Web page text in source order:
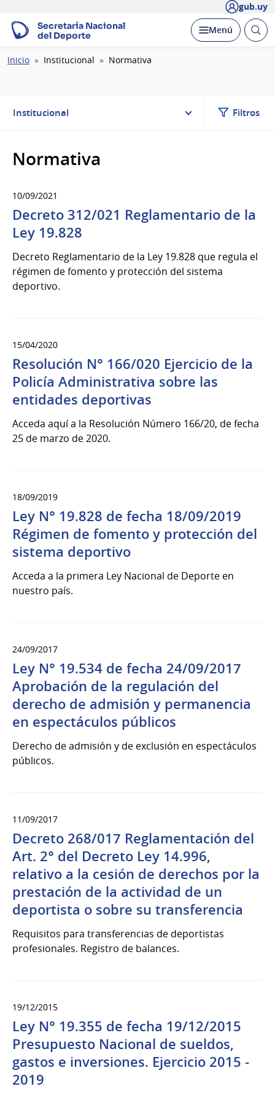
gub.uy
Secretaría Nacional
del Deporte
Desplegar
Menú Abrir
Ruta
Inicio Institucional Normativa
Institucional Filtros
Normativa
10/09/2021
Decreto 312/021 Reglamentario de la
Ley 19.828
Decreto Reglamentario de la Ley 19.828 que regula el
régimen de fomento y protección del sistema
deportivo.
15/04/2020
Resolución N° 166/020 Ejercicio de la
Policía Administrativa sobre las
entidades deportivas
Acceda aquí a la Resolución Número 166/20, de fecha
25 de marzo de 2020.
18/09/2019
Ley N° 19.828 de fecha 18/09/2019
Régimen de fomento y protección del
sistema deportivo
Acceda a la primera Ley Nacional de Deporte en
nuestro país.
24/09/2017
Ley N° 19.534 de fecha 24/09/2017
Aprobación de la regulación del
derecho de admisión y permanencia
en espectáculos públicos
Derecho de admisión y de exclusión en espectáculos
públicos.
11/09/2017
Decreto 268/017 Reglamentación del
Art. 2° del Decreto Ley 14.996,
relativo a la cesión de derechos por la
prestación de la actividad de un
deportista o sobre su transferencia
Requisitos para transferencias de deportistas
profesionales. Registro de balances.
19/12/2015
Ley N° 19.355 de fecha 19/12/2015
Presupuesto Nacional de sueldos,
gastos e inversiones. Ejercicio 2015 -
2019